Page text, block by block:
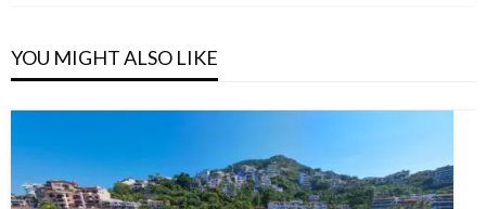
YOU MIGHT ALSO LIKE